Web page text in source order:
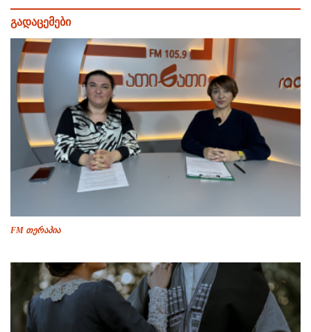
გადაცემები
FM თერაპია